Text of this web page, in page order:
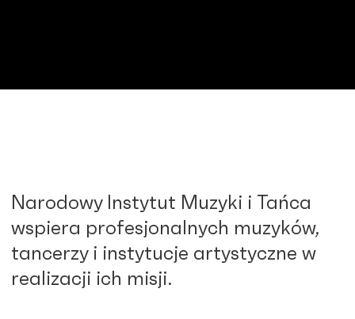
Narodowy Instytut Muzyki i Tańca
wspiera profesjonalnych muzyków,
tancerzy i instytucje artystyczne w
realizacji ich misji.